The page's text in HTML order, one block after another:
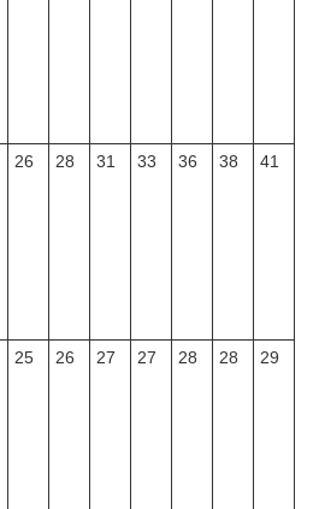
26 28 31 33 36 38 41
25 26 27 27 28 28 29